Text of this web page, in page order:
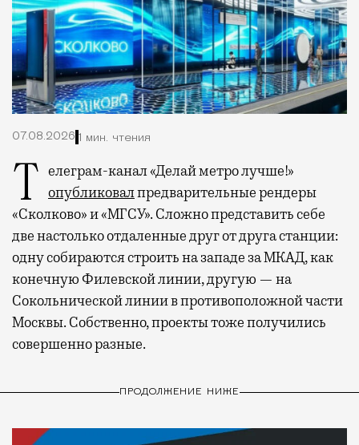
07.08.2026 1 мин. чтения
Телеграм-канал «Делай метро лучше!»
опубликовалпредварительные рендеры
«Сколково» и «МГСУ». Сложно представить себе
две настолько отдаленные друг от друга станции:
одну собираются строить на западе за МКАД, как
конечную Филевской линии, другую — на
Сокольнической линии в противоположной части
Москвы. Собственно, проекты тоже получились
совершенно разные.
ПРОДОЛЖЕНИЕ НИЖЕ